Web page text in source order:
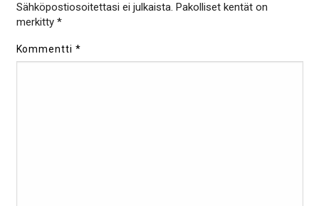
Sähköpostiosoitettasi ei julkaista. Pakolliset kentät on
merkitty *
Kommentti*